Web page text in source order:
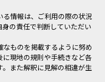
情報は、ご利用の際の状況
の責任で判断していただい
ものを掲載するように努め
現地の規則や手続きなど各
また解釈に見解の相違が生